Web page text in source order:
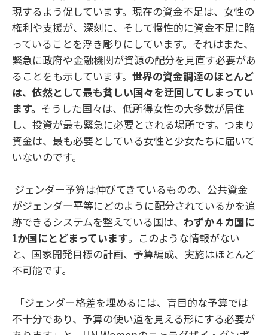
現するよう促しています。現在の資金不足は、女性の
権利や支援が、深刻に、そして慢性的に資金不足に陥
っていることを浮き彫りにしています。それはまた、
緊急に政府や金融機関が資源の配分を見直す必要があ
ることをも示しています。 世界の資金調達のほとんど
は、依然として最も貧しい国々を迂回してしまってい
ます。 そうした国々は、低所得女性の大多数が居住
し、投資が最も緊急に必要とされる場所です。つまり
資金は、最も必要としている女性と少女たちに届いて
いないのです。
ジェンダー予算は伸びてきているものの、公共資金
がジェンダー平等にどのように配分されているかを追
跡できるシステムを整えている国は、 わずか４カ国に
1か国にとどまっています。このような情報がない
と、国家開発目標の計画、予算編成、実施はほとんど
不可能です。
「ジェンダー格差を埋めるには、盲目的な予算では
不十分であり、予算の使い道を見える形にする必要が